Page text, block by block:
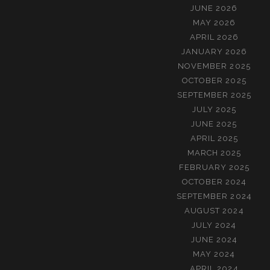
JUNE 2026
MAY 2026
APRIL 2026
JANUARY 2026
NOVEMBER 2025
OCTOBER 2025
SEPTEMBER 2025
JULY 2025
JUNE 2025
APRIL 2025
MARCH 2025
FEBRUARY 2025
OCTOBER 2024
SEPTEMBER 2024
AUGUST 2024
JULY 2024
JUNE 2024
MAY 2024